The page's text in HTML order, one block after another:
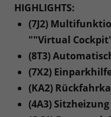
HIGHLIGHTS:
(7J2)
""Virtual
(8T3)
(7X2)
(KA2)
(4A3)